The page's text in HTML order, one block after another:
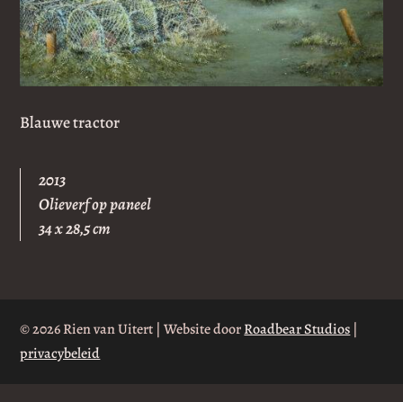
Blauwe tractor
2013
Olieverf op paneel
34 x 28,5 cm
© 2026 Rien van Uitert | Website doorRoadbear Studios |
privacybeleid